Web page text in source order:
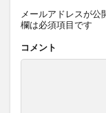
メールアドレスが公
欄は必須項目です
コメント